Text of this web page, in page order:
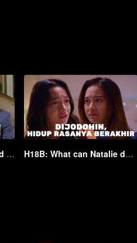
H19A: Jonah was trapped by her mother! | Soulmate H18B: What can Natalie do? Love doesn't make Natalie & Jonah be together | Soulmate